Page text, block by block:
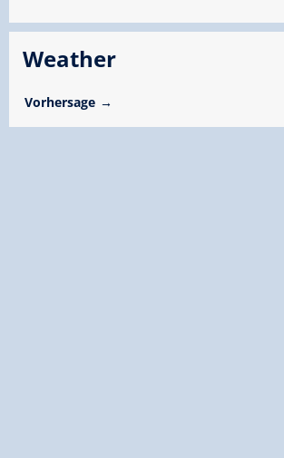
Weather
Vorhersage